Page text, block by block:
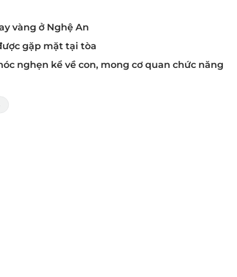
vàng ở Nghệ An
gặp mặt tại tòa
nghẹn kể về con, mong cơ quan chức năng